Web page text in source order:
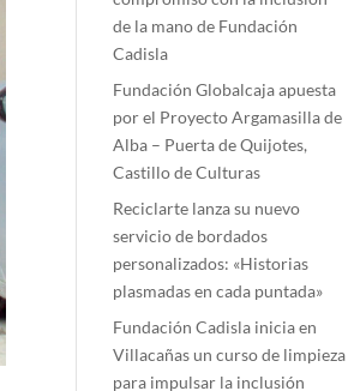
de la mano de Fundación
Cadisla
Fundación Globalcaja apuesta
por el Proyecto Argamasilla de
Alba – Puerta de Quijotes,
Castillo de Culturas
Reciclarte lanza su nuevo
servicio de bordados
personalizados: «Historias
plasmadas en cada puntada»
Fundación Cadisla inicia en
Villacañas un curso de limpieza
para impulsar la inclusión